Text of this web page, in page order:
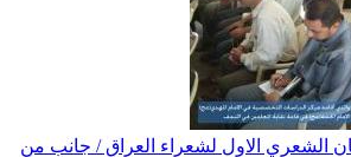
الشعري الاول لشعراء العراق / جانب من